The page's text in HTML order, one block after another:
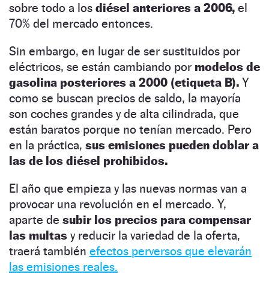
sobre todo a los diésel anteriores a 2006, el
70% del mercado entonces.
Sin embargo, en lugar de ser sustituidos por
eléctricos, se están cambiando por modelos de
gasolina posteriores a 2000 (etiqueta B). Y
como se buscan precios de saldo, la mayoría
son coches grandes y de alta cilindrada, que
están baratos porque no tenían mercado. Pero
en la práctica, sus emisiones pueden doblar a
las de los diésel prohibidos.
El año que empieza y las nuevas normas van a
provocar una revolución en el mercado. Y,
aparte de subir los precios para compensar
las multas y reducir la variedad de la oferta,
traerá también efectos perversos que elevarán
las emisiones reales.